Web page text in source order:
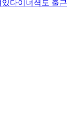
있다이너셕도 출근